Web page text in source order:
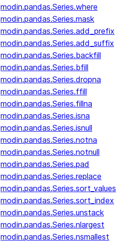
modin.pandas.Series.where
modin.pandas.Series.mask
modin.pandas.Series.add_prefix
modin.pandas.Series.add_suffix
modin.pandas.Series.backfill
modin.pandas.Series.bfill
modin.pandas.Series.dropna
modin.pandas.Series.ffill
modin.pandas.Series.fillna
modin.pandas.Series.isna
modin.pandas.Series.isnull
modin.pandas.Series.notna
modin.pandas.Series.notnull
modin.pandas.Series.pad
modin.pandas.Series.replace
modin.pandas.Series.sort_values
modin.pandas.Series.sort_index
modin.pandas.Series.unstack
modin.pandas.Series.nlargest
modin.pandas.Series.nsmallest